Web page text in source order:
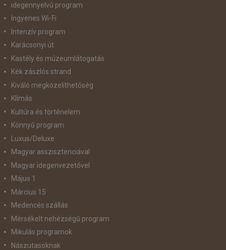
idegennyelvű program
Ingyenes Wi-Fi
Intenzív program
Karácsonyi út
Kastély és múzeumlátogatás
Kék zászlós strand
Kiváló megközelíthetőség
Klímás
Kultúra és történelem
Könnyű program
Luxus/Deluxe
Magyar asszisztenciával
Magyar idegenvezetővel
Május 1
Március 15
Medencés szállás
Mérsékelt nehézségű program
Mikulás programok
Nászutasoknak